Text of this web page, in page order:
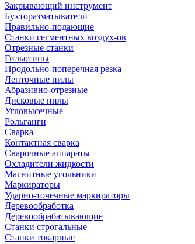
Закрывающий инструмент
Бухторазматыватели
Правильно-подающие
Станки сегментных воздух-ов
Отрезные станки
Гильотины
Продольно-поперечная резка
Ленточные пилы
Абразивно-отрезные
Дисковые пилы
Угловысечные
Рольганги
Сварка
Контактная сварка
Сварочные аппараты
Охладители жидкости
Магнитные угольники
Маркираторы
Ударно-точечные маркираторы
Деревообработка
Деревообрабатывающие
Станки строгальные
Станки токарные